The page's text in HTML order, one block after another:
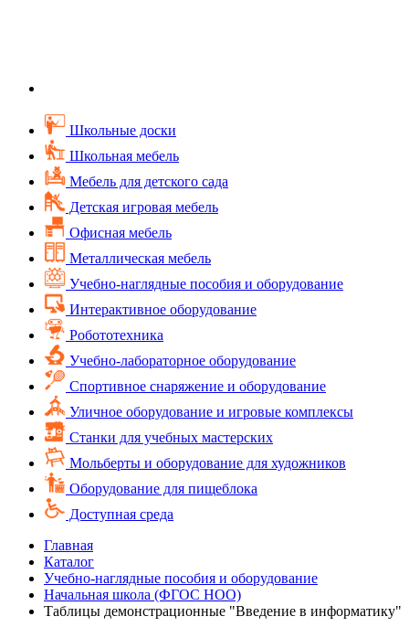
Школьные доски
Школьная мебель
Мебель для детского сада
Детская игровая мебель
Офисная мебель
Металлическая мебель
Учебно-наглядные пособия и оборудование
Интерактивное оборудование
Робототехника
Учебно-лабораторное оборудование
Спортивное снаряжение и оборудование
Уличное оборудование и игровые комплексы
Cтанки для учебных мастерских
Мольберты и оборудование для художников
Оборудование для пищеблока
Доступная среда
Главная
Каталог
Учебно-наглядные пособия и оборудование
Начальная школа (ФГОС НОО)
Таблицы демонстрационные "Введение в информатику"